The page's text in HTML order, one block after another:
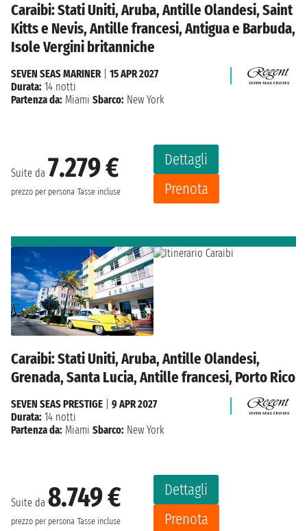
Caraibi: Stati Uniti, Aruba, Antille Olandesi, Saint
Kitts e Nevis, Antille francesi, Antigua e Barbuda,
Isole Vergini britanniche
Suite da 7.279 €
prezzo per persona Tasse incluse
Dettagli
Prenota
SEVEN SEAS MARINER| 15 APR 2027
Durata: 14 notti
Partenza da: Miami Sbarco: New York
Caraibi: Stati Uniti, Aruba, Antille Olandesi,
Grenada, Santa Lucia, Antille francesi, Porto Rico
Suite da 8.749 €
prezzo per persona Tasse incluse
Dettagli
Prenota
SEVEN SEAS PRESTIGE
9 APR 2027
Durata: 14 notti
Partenza da: Miami Sbarco: New York